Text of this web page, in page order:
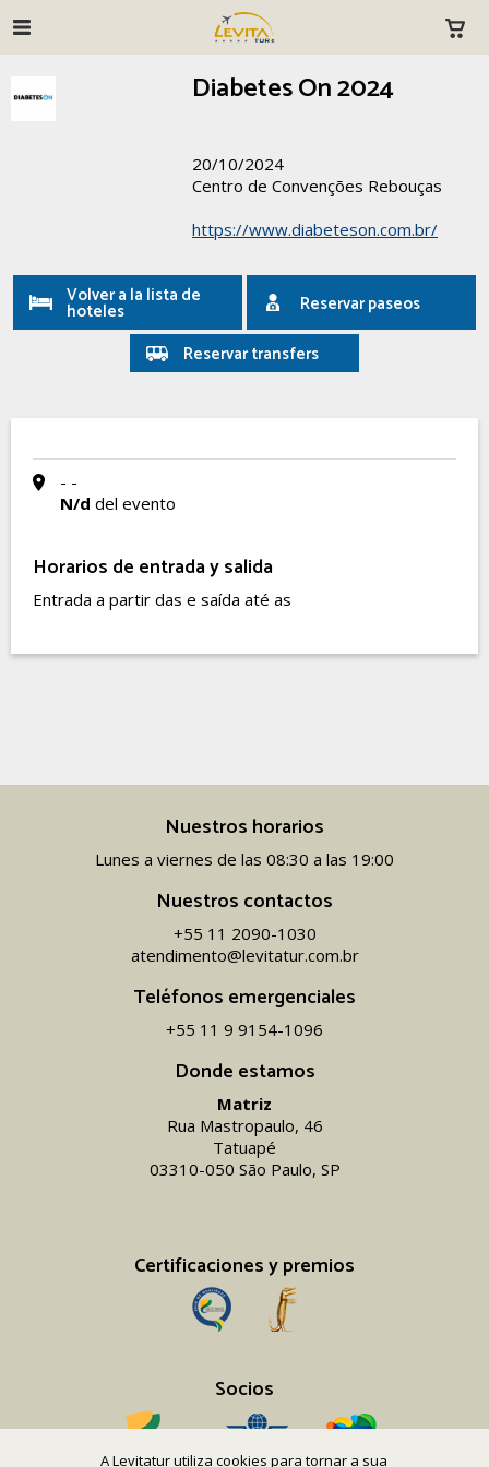
A Levitatur utiliza cookies para tornar a sua
Diabetes On 2024
20/10/2024
Centro de Convenções Rebouças
https://www.diabeteson.com.br/
Volver a la lista de
hoteles
Reservar paseos
Reservar transfers
- -
N/d del evento
Horarios de entrada y salida
Entrada a partir das e saída até as
Donde estamos
Matriz
Rua Mastropaulo, 46
Tatuapé
03310-050 São Paulo, SP
Certificaciones y premios
Socios
Nuestros horarios
Lunes a viernes de las 08:30 a las 19:00
Nuestros contactos
+55 11 2090-1030
atendimento@levitatur.com.br
Teléfonos emergenciales
+55 11 9 9154-1096‬